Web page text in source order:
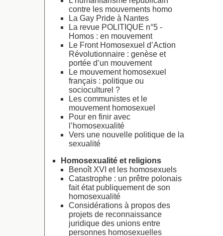
contre les mouvements homo
La Gay Pride à Nantes
La revue POLITIQUE n°5 -
Homos : en mouvement
Le Front Homosexuel d’Action
Révolutionnaire : genèse et
portée d’un mouvement
Le mouvement homosexuel
français : politique ou
socioculturel ?
Les communistes et le
mouvement homosexuel
Pour en finir avec
l’homosexualité
Vers une nouvelle politique de la
sexualité
Homosexualité et religions
Benoît XVI et les homosexuels
Catastrophe : un prêtre polonais
fait état publiquement de son
homosexualité
Considérations à propos des
projets de reconnaissance
juridique des unions entre
personnes homosexuelles